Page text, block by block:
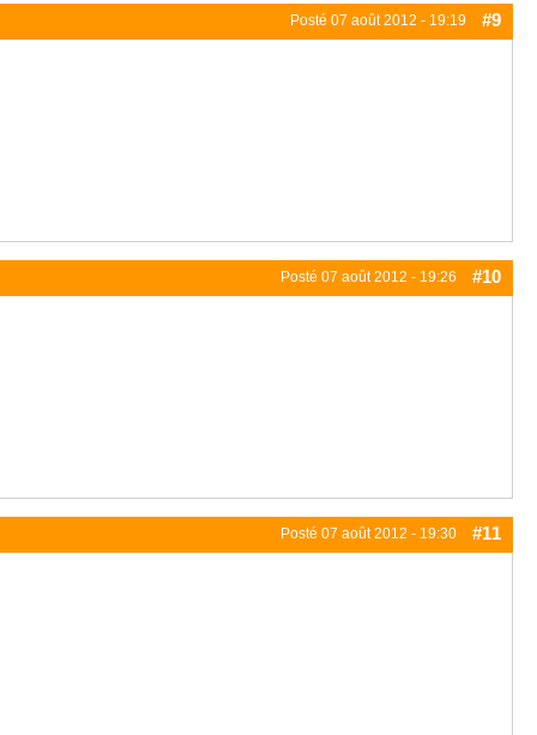
Posté 07 août 2012 - 19:19 #9
Posté 07 août 2012 - 19:26 #10
Posté 07 août 2012 - 19:30 #11